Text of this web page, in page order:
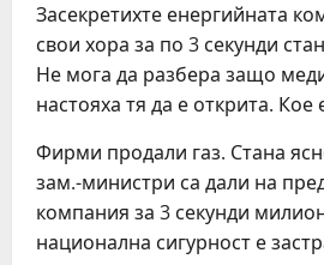
Засекретихте енергийната
свои хора за по 3 секунди
Не мога да разбера защо
настояха тя да е открита. Кое
Фирми продали газ. Стана
зам.-министри са дали на
компания за 3 секунди
национална сигурност е